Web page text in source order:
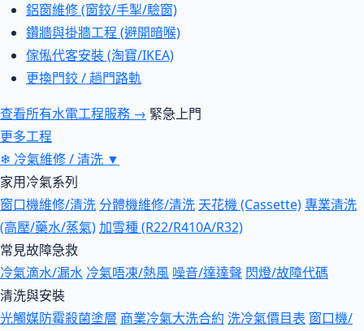
鋁窗維修 (窗鉸/手掣/驗窗)
鑽牆與掛牆工程 (避開暗喉)
傢俬代客安裝 (淘寶/IKEA)
更換門鉸 / 趟門路軌
查看所有水電工程服務 → 緊急上門
更多工程
❄ 冷氣維修 / 清洗 ▼
家用冷氣系列
窗口機維修/清洗 分體機維修/清洗 天花機 (Cassette)專業清洗
(高壓/藥水/蒸氣)加雪種 (R22/R410A/R32)
常見故障急救
冷氣滴水/漏水 冷氣唔凍/熱風 噪音/達達聲 閃燈/故障代碼
清洗與安裝
光觸媒防霉殺菌塗層 商業冷氣大洗合約 洗冷氣價目表 窗口機/